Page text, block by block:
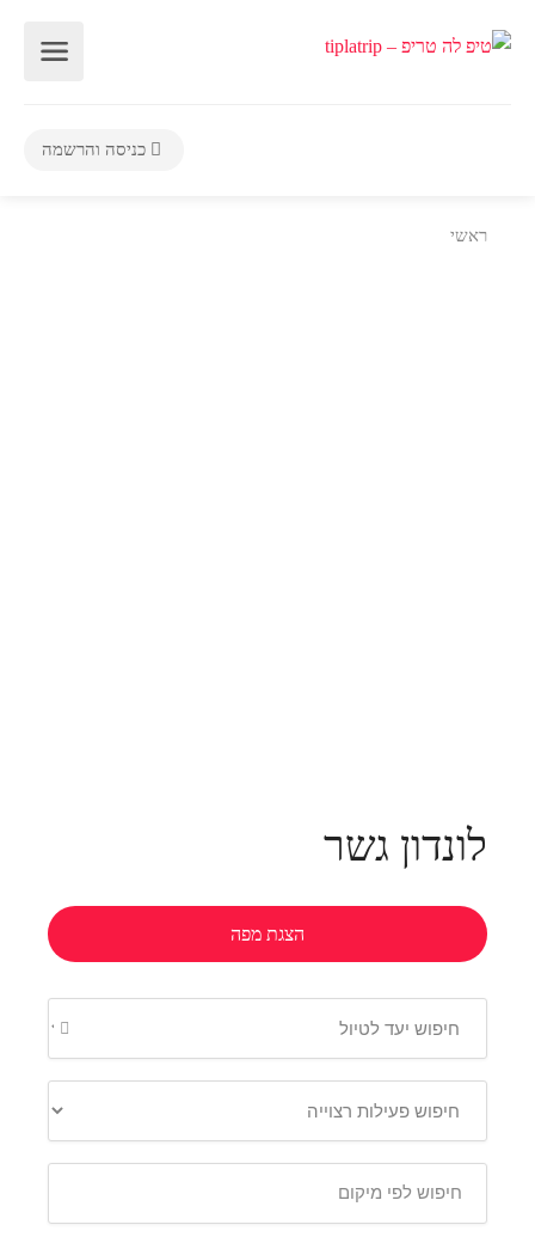
כניסה והרשמה
ראשי
לונדון גשר
הצגת מפה